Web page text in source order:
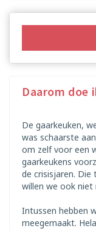
Daarom doe
De gaarkeuken,
was schaarste
om zelf voor een
gaarkeukens
de crisisjaren.
willen we ook niet
Intussen hebben
meegemaakt.